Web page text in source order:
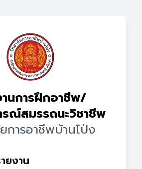
านการฝึกอาชีพ/
รณ์สมรรถนะวิชาชีพ
การอาชีพบ้านโป่ง
ยงาน